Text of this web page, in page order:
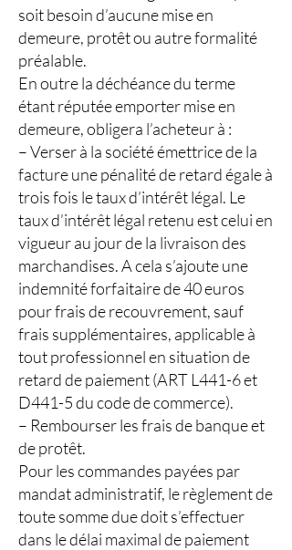
soit besoin d’aucune mise en
demeure, protêt ou autre formalité
préalable.
En outre la déchéance du terme
étant réputée emporter mise en
demeure, obligera l’acheteur à :
– Verser à la société émettrice de la
facture une pénalité de retard égale à
trois fois le taux d’intérêt légal. Le
taux d’intérêt légal retenu est celui en
vigueur au jour de la livraison des
marchandises. A cela s’ajoute une
indemnité forfaitaire de 40 euros
pour frais de recouvrement, sauf
frais supplémentaires, applicable à
tout professionnel en situation de
retard de paiement (ART L441-6 et
D441-5 du code de commerce).
– Rembourser les frais de banque et
de protêt.
Pour les commandes payées par
mandat administratif, le règlement de
toute somme due doit s’effectuer
dans le délai maximal de paiement